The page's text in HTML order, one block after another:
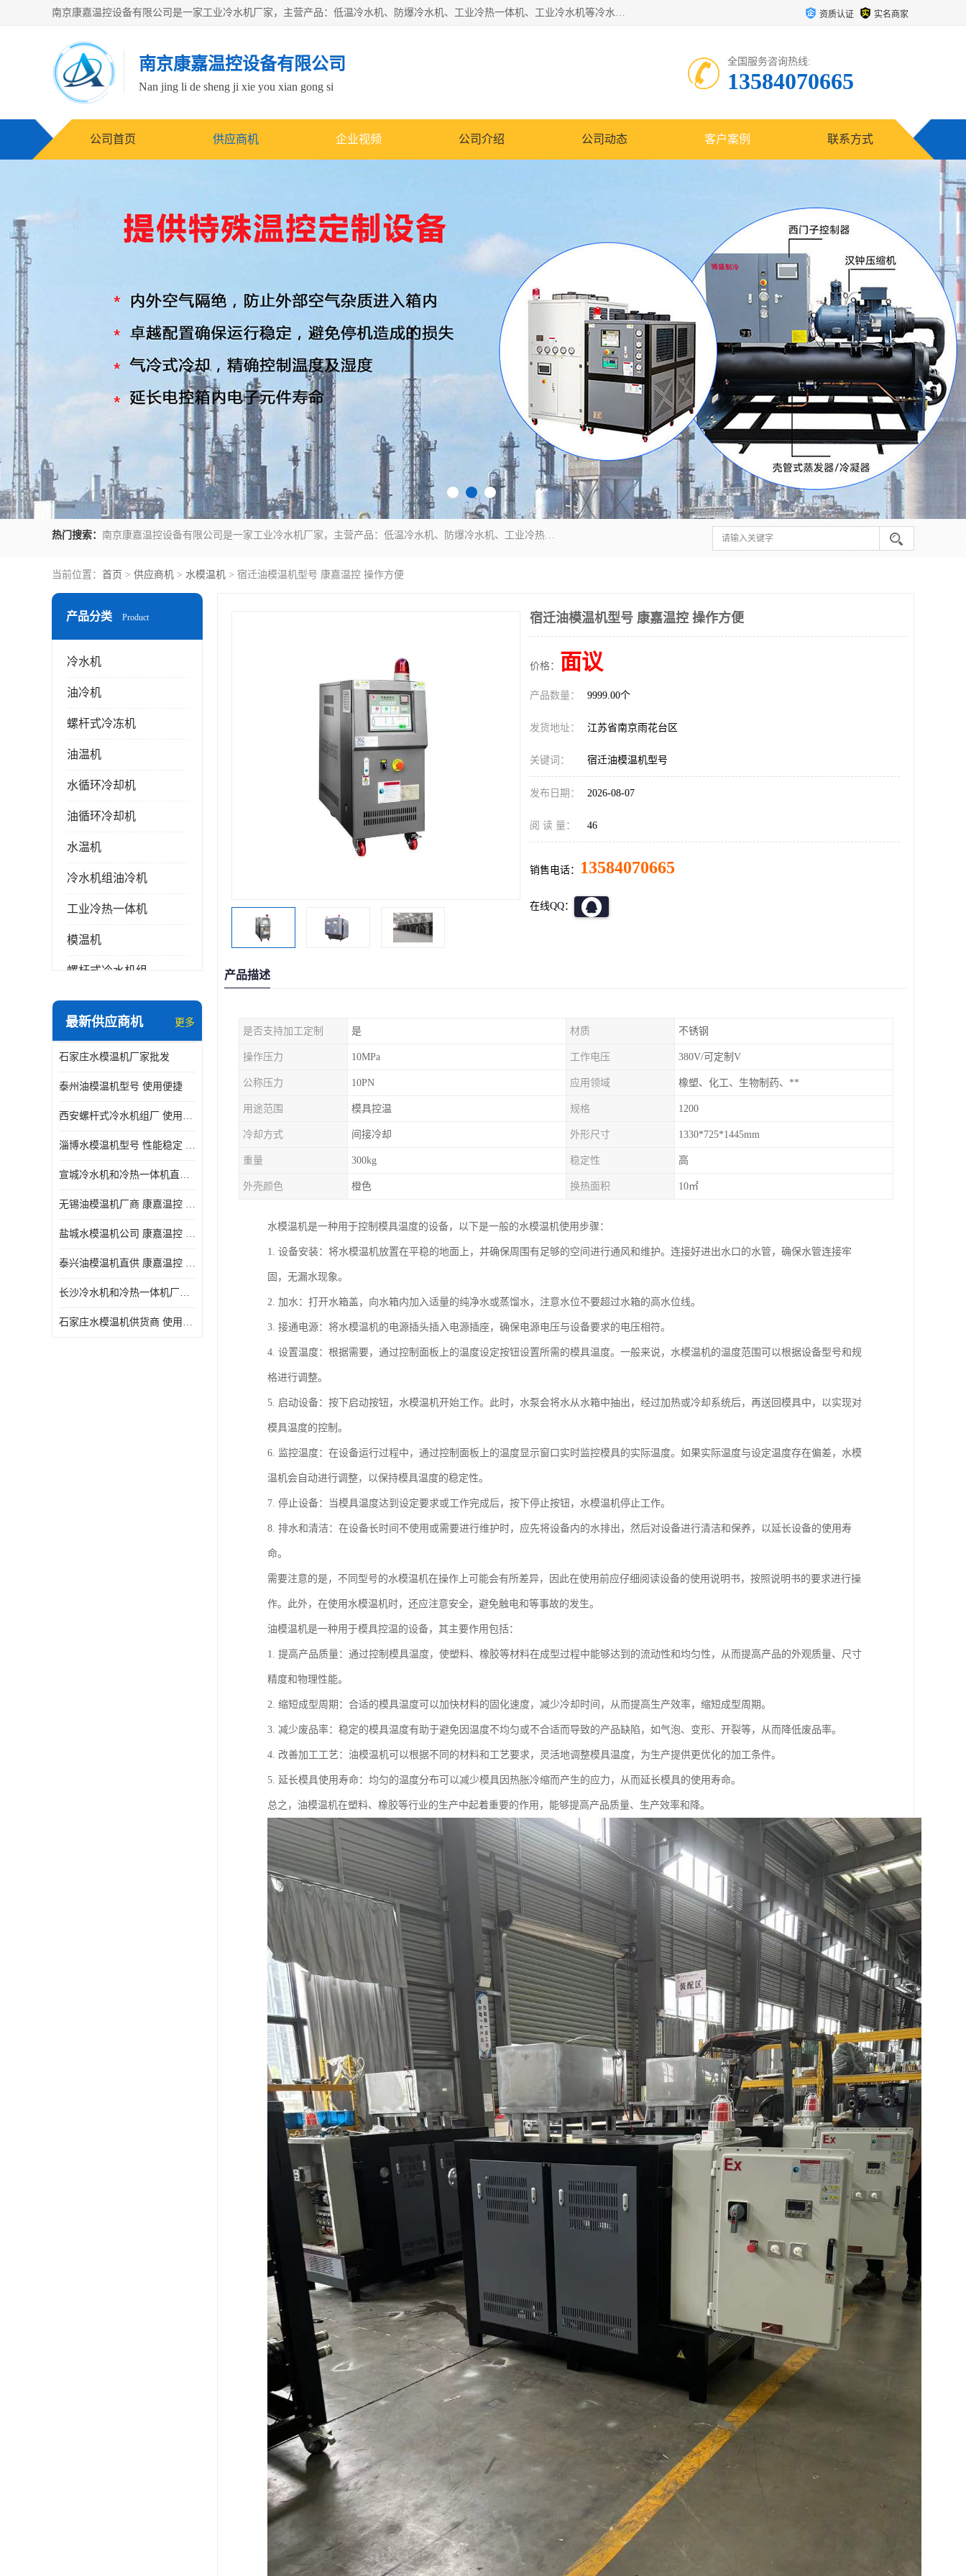
南京康嘉温控设备有限公司是一家工业冷水机厂家，主营产品：低温冷水机、防爆冷水机、工业冷热一体机、工业冷水机等冷水机，公司依托南京工业大学的技术，汇集众多业内技术，不断管理模式，使得我们的产品始终处于国内成员之一水平，在业界享有很高赞誉，是欧洲、北美、中东、东南亚等多个国家和地区。 资质认证 实名商家
南京康嘉温控设备有限公司
Nan jing li de sheng ji xie you xian gong si
全国服务咨询热线:
13584070665
公司首页 供应商机 企业视频 公司介绍 公司动态 客户案例 联系方式
热门搜索： 南京康嘉温控设备有限公司是一家工业冷水机厂家，主营产品：低温冷水机、防爆冷水机、工业冷热一体机、工业冷水机等冷水机，公司依托南京工业大学的技术，汇集众多业内技术，不断管理模式，使得我们的产品始终处于国内成员之一水平，在业界享有很高赞誉，是欧洲、北美、中东、东南亚等多个国家和地区。
当前位置： 首页 > 供应商机 > 水模温机 > 宿迁油模温机型号 康嘉温控 操作方便
产品分类 Product
冷水机
油冷机
螺杆式冷冻机
油温机
水循环冷却机
油循环冷却机
水温机
冷水机组油冷机
工业冷热一体机
模温机
螺杆式冷水机组
冷水机和冷热一体机
防爆冷水机
最新供应商机 更多
石家庄水模温机厂家批发
泰州油模温机型号 使用便捷
西安螺杆式冷水机组厂 使用便捷
淄博水模温机型号 性能稳定 康嘉温控
宣城冷水机和冷热一体机直供 操作方便
无锡油模温机厂商 康嘉温控 性能稳定
盐城水模温机公司 康嘉温控 操作方便
泰兴油模温机直供 康嘉温控 使用便捷
长沙冷水机和冷热一体机厂家电话 库存充足
石家庄水模温机供货商 使用便捷
宿迁油模温机型号 康嘉温控 操作方便
价格： 面议
产品数量： 9999.00个
发货地址： 江苏省南京雨花台区
关键词： 宿迁油模温机型号
发布日期： 2026-08-07
阅 读 量： 46
销售电话： 13584070665
在线QQ：
产品描述
是否支持加工定制 是 材质 不锈钢
操作压力 10MPa 工作电压 380V/可定制V
公称压力 10PN 应用领域 橡塑、化工、生物制药、**
用途范围 模具控温 规格 1200
冷却方式 间接冷却 外形尺寸 1330*725*1445mm
重量 300kg 稳定性 高
外壳颜色 橙色 换热面积 10㎡
水模温机是一种用于控制模具温度的设备，以下是一般的水模温机使用步骤：
1. 设备安装：将水模温机放置在平稳的地面上，并确保周围有足够的空间进行通风和维护。连接好进出水口的水管，确保水管连接牢
固，无漏水现象。
2. 加水：打开水箱盖，向水箱内加入适量的纯净水或蒸馏水，注意水位不要超过水箱的高水位线。
3. 接通电源：将水模温机的电源插头插入电源插座，确保电源电压与设备要求的电压相符。
4. 设置温度：根据需要，通过控制面板上的温度设定按钮设置所需的模具温度。一般来说，水模温机的温度范围可以根据设备型号和规
格进行调整。
5. 启动设备：按下启动按钮，水模温机开始工作。此时，水泵会将水从水箱中抽出，经过加热或冷却系统后，再送回模具中，以实现对
模具温度的控制。
6. 监控温度：在设备运行过程中，通过控制面板上的温度显示窗口实时监控模具的实际温度。如果实际温度与设定温度存在偏差，水模
温机会自动进行调整，以保持模具温度的稳定性。
7. 停止设备：当模具温度达到设定要求或工作完成后，按下停止按钮，水模温机停止工作。
8. 排水和清洁：在设备长时间不使用或需要进行维护时，应先将设备内的水排出，然后对设备进行清洁和保养，以延长设备的使用寿
命。
需要注意的是，不同型号的水模温机在操作上可能会有所差异，因此在使用前应仔细阅读设备的使用说明书，按照说明书的要求进行操
作。此外，在使用水模温机时，还应注意安全，避免触电和等事故的发生。
油模温机是一种用于模具控温的设备，其主要作用包括：
1. 提高产品质量：通过控制模具温度，使塑料、橡胶等材料在成型过程中能够达到的流动性和均匀性，从而提高产品的外观质量、尺寸
精度和物理性能。
2. 缩短成型周期：合适的模具温度可以加快材料的固化速度，减少冷却时间，从而提高生产效率，缩短成型周期。
3. 减少废品率：稳定的模具温度有助于避免因温度不均匀或不合适而导致的产品缺陷，如气泡、变形、开裂等，从而降低废品率。
4. 改善加工工艺：油模温机可以根据不同的材料和工艺要求，灵活地调整模具温度，为生产提供更优化的加工条件。
5. 延长模具使用寿命：均匀的温度分布可以减少模具因热胀冷缩而产生的应力，从而延长模具的使用寿命。
总之，油模温机在塑料、橡胶等行业的生产中起着重要的作用，能够提高产品质量、生产效率和降。